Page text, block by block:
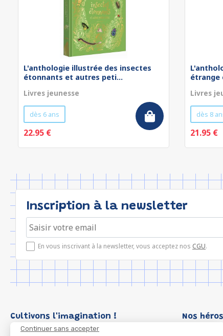
Continuer sans accepter
L'anthologie illustrée des insectes
étonnants et autres peti...
Livres jeunesse
dès 6 ans
22.95 €
étrange
Livres
dès 8
21.95 €
Inscription à la newsletter
En vous inscrivant à la newsletter, vous acceptez nos CGU.
Cultivons l'imagination ! Nos héros